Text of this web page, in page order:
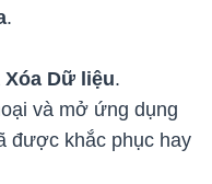
.
Xóa Dữ liệu.
và mở ứng dụng
được khắc phục hay